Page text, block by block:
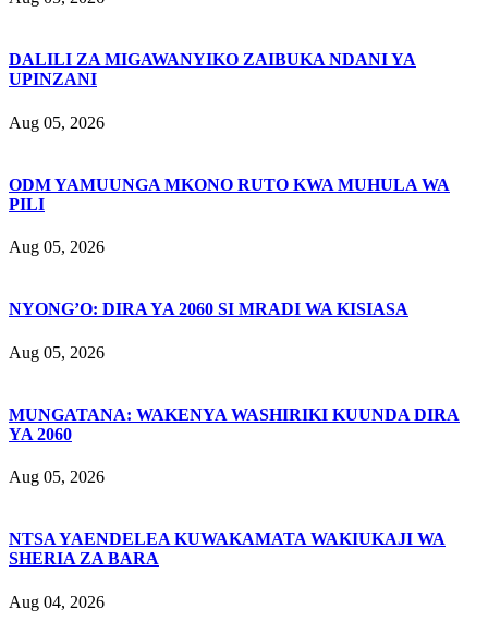
DALILI ZA MIGAWANYIKO ZAIBUKA NDANI YA
UPINZANI
Aug 05, 2026
ODM YAMUUNGA MKONO RUTO KWA MUHULA WA
PILI
Aug 05, 2026
NYONG’O: DIRA YA 2060 SI MRADI WA KISIASA
Aug 05, 2026
MUNGATANA: WAKENYA WASHIRIKI KUUNDA DIRA
YA 2060
Aug 05, 2026
NTSA YAENDELEA KUWAKAMATA WAKIUKAJI WA
SHERIA ZA BARA
Aug 04, 2026